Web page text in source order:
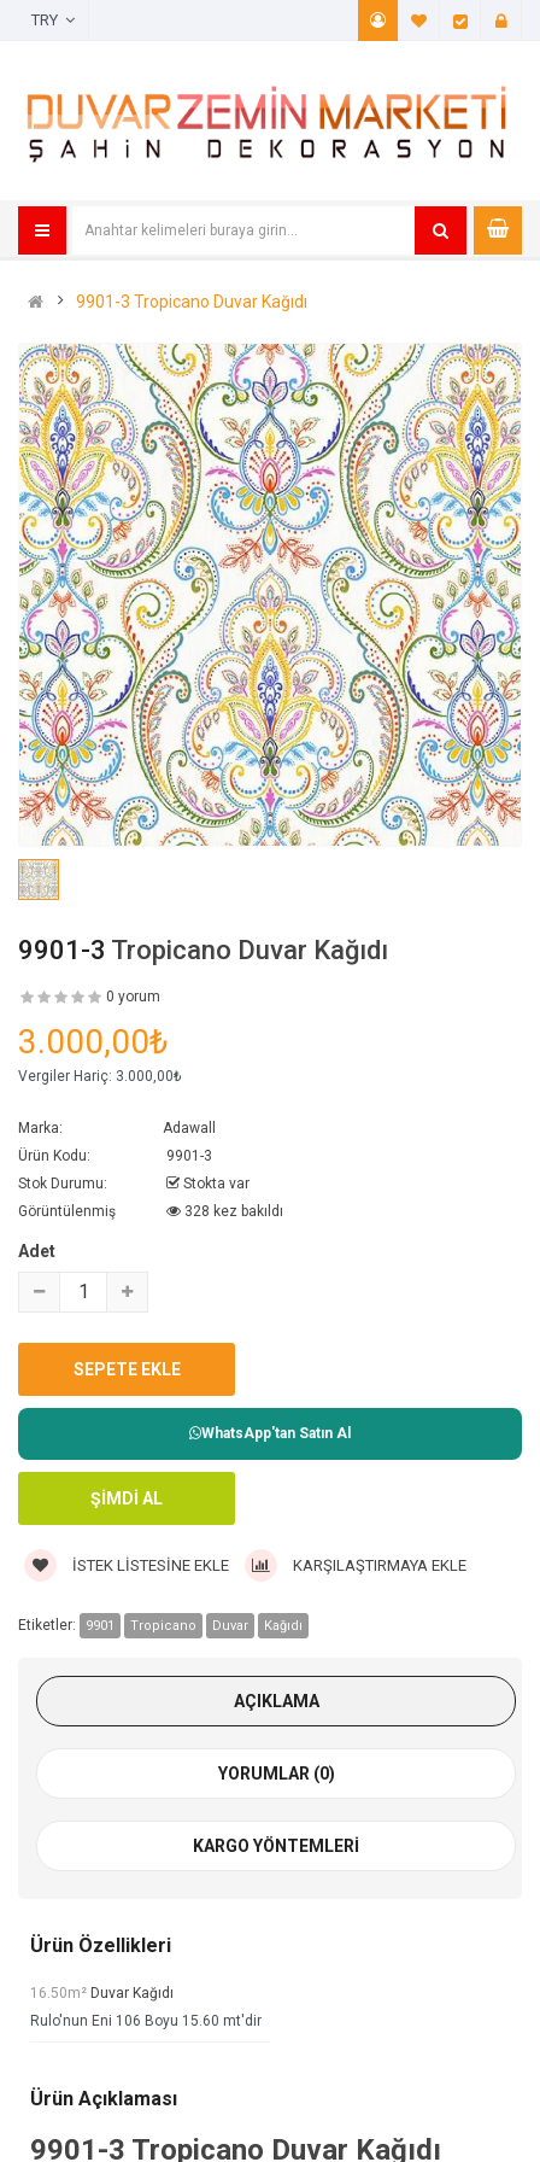
A. Listem
9901-3 Tropicano Duvar Kağıdı
9901-3 Tropicano Duvar Kağıdı
0 yorum
3.000,00₺
Vergiler Hariç: 3.000,00₺
Marka:
Adawall
Ürün Kodu:
9901-3
Stok Durumu:
Stokta var
Görüntülenmiş
328 kez bakıldı
Adet
WhatsApp'tan Satın Al
İSTEK LISTESINE EKLE KARŞILAŞTIRMAYA EKLE
Etiketler: 9901 Tropicano Duvar Kağıdı
AÇIKLAMA
YORUMLAR (0)
KARGO YÖNTEMLERI
Ürün Özellikleri
16.50m² Duvar Kağıdı
Rulo'nun Eni 106 Boyu 15.60 mt'dir
Ürün Açıklaması
9901-3 Tropicano Duvar Kağıdı